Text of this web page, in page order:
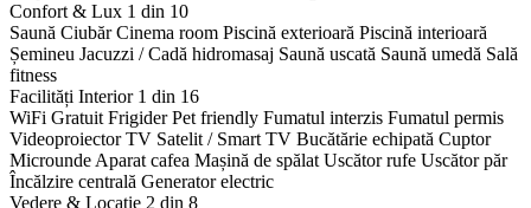
Confort & Lux 1 din 10
Saună Ciubăr Cinema room Piscină exterioară Piscină interioară
Șemineu Jacuzzi / Cadă hidromasaj Saună uscată Saună umedă Sală
fitness
Facilități Interior 1 din 16
WiFi Gratuit Frigider Pet friendly Fumatul interzis Fumatul permis
Videoproiector TV Satelit / Smart TV Bucătărie echipată Cuptor
Microunde Aparat cafea Mașină de spălat Uscător rufe Uscător păr
Încălzire centrală Generator electric
Vedere & Locație 2 din 8